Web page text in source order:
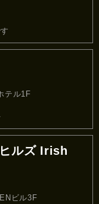
テル1F
ルズ Irish
ビル3F